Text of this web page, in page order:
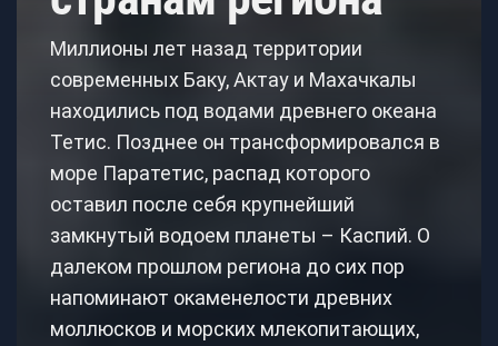
Миллионы лет назад территории
современных Баку, Актау и Махачкалы
находились под водами древнего океана
Тетис. Позднее он трансформировался в
море Паратетис, распад которого
оставил после себя крупнейший
замкнутый водоем планеты – Каспий. О
далеком прошлом региона до сих пор
напоминают окаменелости древних
моллюсков и морских млекопитающих,